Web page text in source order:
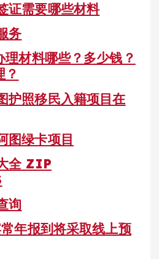
证需要哪些材料
务
材料哪些？多少钱？
？
护照移民入籍项目在
图绿卡项目
全 ZIP
询
年报到将采取线上预